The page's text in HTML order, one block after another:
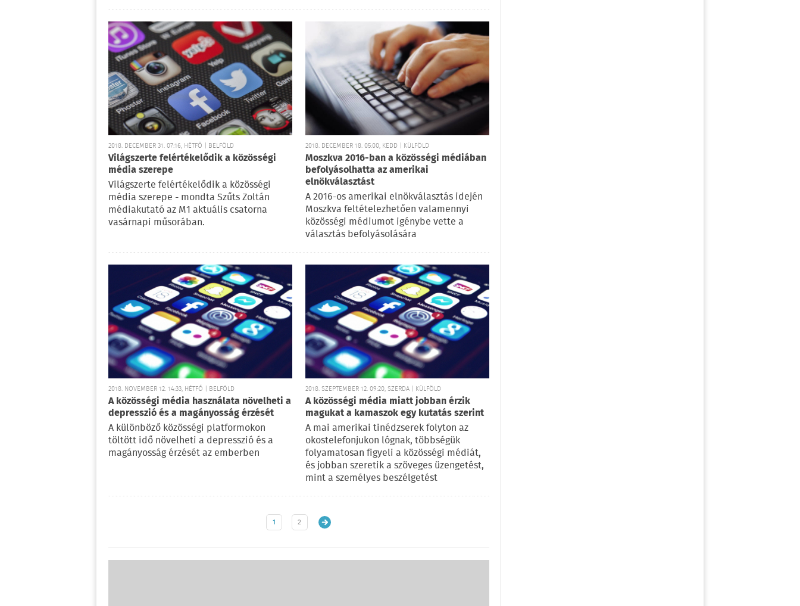
2018. DECEMBER 31. 07:16, HÉTFŐ | BELFÖLD
Világszerte felértékelődik a közösségi
média szerepe
Világszerte felértékelődik a közösségi
média szerepe - mondta Szűts Zoltán
médiakutató az M1 aktuális csatorna
vasárnapi műsorában.
2018. DECEMBER 18. 05:00, KEDD | KÜLFÖLD
Moszkva 2016-ban a közösségi médiában
befolyásolhatta az amerikai
elnökválasztást
A 2016-os amerikai elnökválasztás idején
Moszkva feltételezhetően valamennyi
közösségi médiumot igénybe vette a
választás befolyásolására
2018. NOVEMBER 12. 14:33, HÉTFŐ | BELFÖLD
A közösségi média használata növelheti a
depresszió és a magányosság érzését
A különböző közösségi platformokon
töltött idő növelheti a depresszió és a
magányosság érzését az emberben
2018. SZEPTEMBER 12. 09:20, SZERDA | KÜLFÖLD
A közösségi média miatt jobban érzik
magukat a kamaszok egy kutatás szerint
A mai amerikai tinédzserek folyton az
okostelefonjukon lógnak, többségük
folyamatosan figyeli a közösségi médiát,
és jobban szeretik a szöveges üzengetést,
mint a személyes beszélgetést
1 2